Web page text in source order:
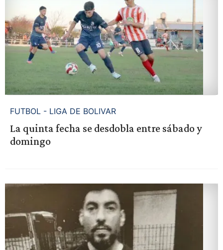
FUTBOL - LIGA DE BOLIVAR
La quinta fecha se desdobla entre sábado y
domingo